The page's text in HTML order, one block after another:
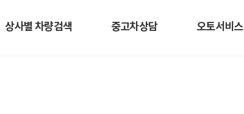
상사별 차량검색 중고차상담 오토서비스